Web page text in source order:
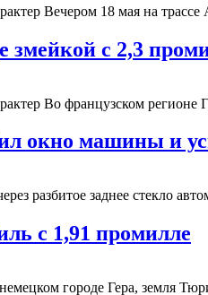
Вечером 18 мая на
змейкой с 2,3
Во французском регионе
окно машины и
разбитое заднее стекло
с 1,91 промилле
городе Гера, земля